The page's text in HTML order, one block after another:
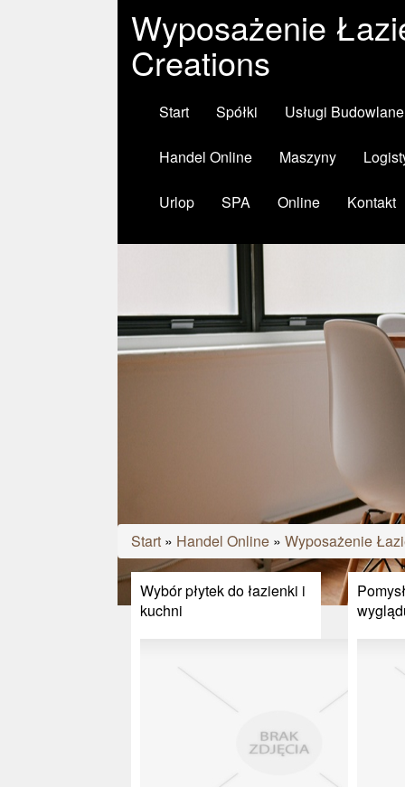
Wyposażenie
Creations
Start Spółki Usługi Budowlane
Handel Online Maszyny
Urlop SPA Online Kontakt
Start » Handel Online » Wyposażenie
Wybór płytek do łazienki i
kuchni